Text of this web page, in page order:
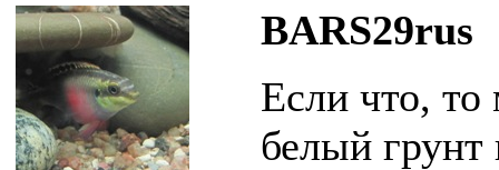
BARS29rus
Если что,
белый грунт